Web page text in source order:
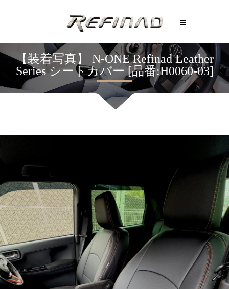
【装着写真】 N-ONE Refinad Leather
Series シートカバー [品番:H0060-03]